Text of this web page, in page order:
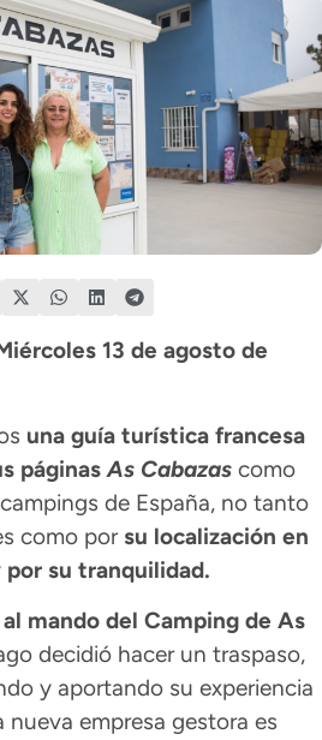
13 de agosto de
una guía turística francesa
páginas As Cabazas como
de España, no tanto
como por su localización en
su tranquilidad.
mando del Camping de As
decidió hacer un traspaso,
y aportando su experiencia
empresa gestora es